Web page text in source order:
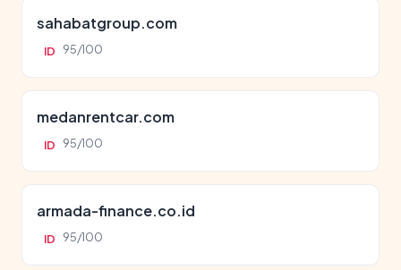
sahabatgroup.com
ID 95/100
medanrentcar.com
ID 95/100
armada-finance.co.id
ID 95/100